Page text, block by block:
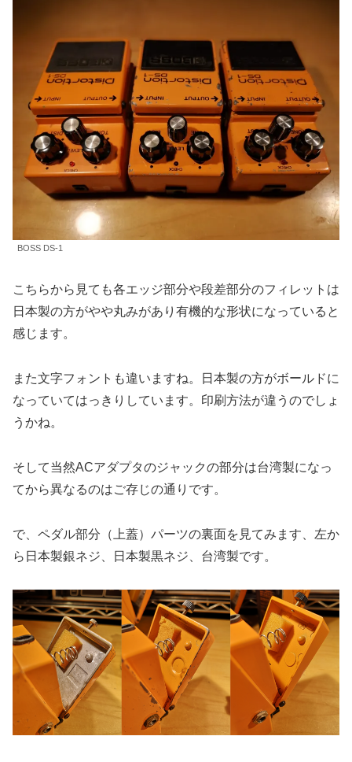
BOSS DS-1
こちらから見ても各エッジ部分や段差部分のフィレットは
日本製の方がやや丸みがあり有機的な形状になっていると
感じます。
また文字フォントも違いますね。日本製の方がボールドに
なっていてはっきりしています。印刷方法が違うのでしょ
うかね。
そして当然ACアダプタのジャックの部分は台湾製になっ
てから異なるのはご存じの通りです。
で、ペダル部分（上蓋）パーツの裏面を見てみます、左か
ら日本製銀ネジ、日本製黒ネジ、台湾製です。